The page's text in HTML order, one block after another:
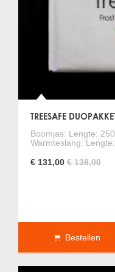
TREESAFE
Boomjas: Lengte:
Warmteslang:
€ 131,00 € 138,00
Bestellen